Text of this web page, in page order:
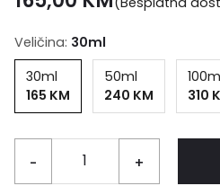
Veličina: 30ml
30ml
165 KM
50ml
240 KM
310
- +